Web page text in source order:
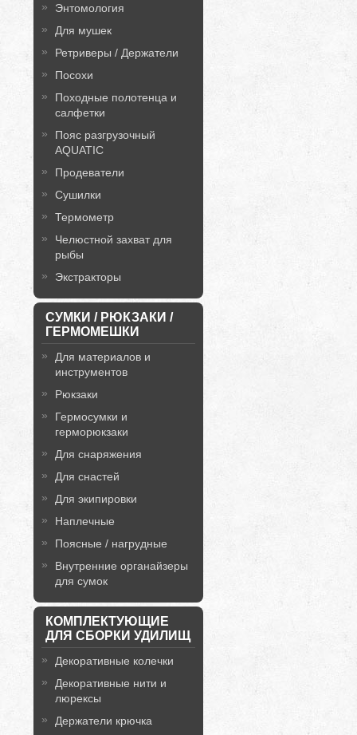
Энтомология
Для мушек
Ретриверы / Держатели
Посохи
Походные полотенца и
салфетки
Пояс разгрузочный
AQUATIC
Продеватели
Сушилки
Термометр
Челюстной захват для
рыбы
Экстракторы
СУМКИ / РЮКЗАКИ /
ГЕРМОМЕШКИ
Для материалов и
инструментов
Рюкзаки
Гермосумки и
герморюкзаки
Для снаряжения
Для снастей
Для экипировки
Наплечные
Поясные / нагрудные
Внутренние органайзеры
для сумок
КОМПЛЕКТУЮЩИЕ
ДЛЯ СБОРКИ УДИЛИЩ
Декоративные колечки
Декоративные нити и
люрексы
Держатели крючка